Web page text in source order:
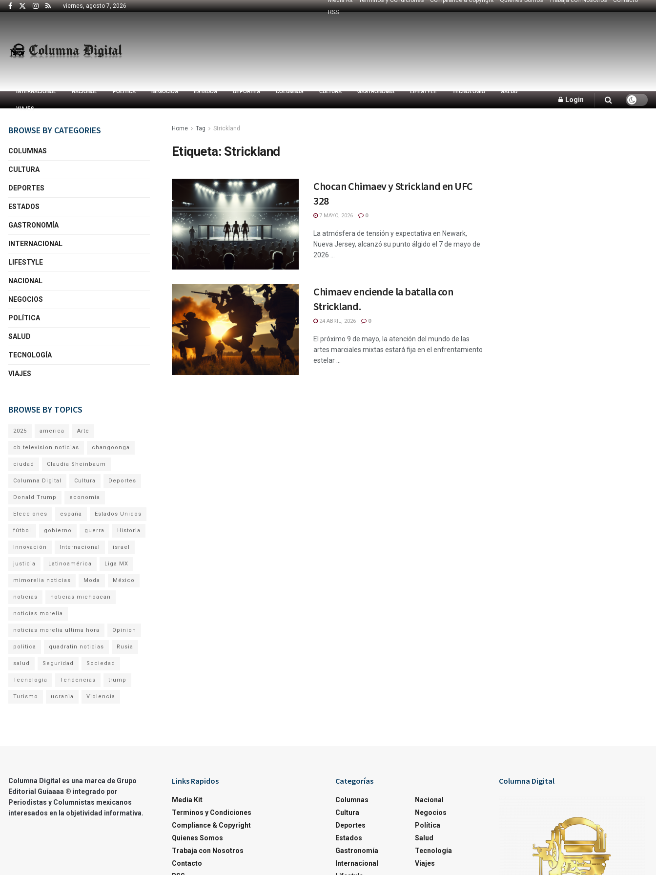
viernes, agosto 7, 2026
RSS
INTERNACIONAL NACIONAL POLÍTICA NEGOCIOS ESTADOS DEPORTES COLUMNAS CULTURA GASTRONOMÍA LIFESTYLE TECNOLOGÍA SALUD
VIAJES
Login
Home Tag Strickland
Etiqueta: Strickland
Chocan Chimaev y Strickland en UFC
328
7 MAYO, 2026 0
La atmósfera de tensión y expectativa en Newark,
Nueva Jersey, alcanzó su punto álgido el 7 de mayo de
2026 ...
Chimaev enciende la batalla con
Strickland.
24 ABRIL, 2026 0
El próximo 9 de mayo, la atención del mundo de las
artes marciales mixtas estará fija en el enfrentamiento
estelar ...
BROWSE BY CATEGORIES
COLUMNAS
CULTURA
DEPORTES
ESTADOS
GASTRONOMÍA
INTERNACIONAL
LIFESTYLE
NACIONAL
NEGOCIOS
POLÍTICA
SALUD
TECNOLOGÍA
VIAJES
BROWSE BY TOPICS
2025 america Arte
cb television noticias changoonga
ciudad Claudia Sheinbaum
Columna Digital Cultura Deportes
Donald Trump economia
Elecciones españa Estados Unidos
fútbol gobierno guerra Historia
Innovación Internacional israel
justicia Latinoamérica Liga MX
mimorelia noticias Moda México
noticias noticias michoacan
noticias morelia
noticias morelia ultima hora Opinion
politica quadratin noticias Rusia
salud Seguridad Sociedad
Tecnología Tendencias trump
Turismo ucrania Violencia
Columna Digital es una marca de Grupo
Editorial Guíaaaa ® integrado por
Periodistas y Columnistas mexicanos
interesados en la objetividad informativa.
Links Rapidos
Media Kit
Terminos y Condiciones
Compliance & Copyright
Quienes Somos
Trabaja con Nosotros
Contacto
Categorías
Columnas
Cultura
Deportes
Estados
Gastronomía
Internacional
Nacional
Negocios
Política
Salud
Tecnología
Viajes
Columna Digital